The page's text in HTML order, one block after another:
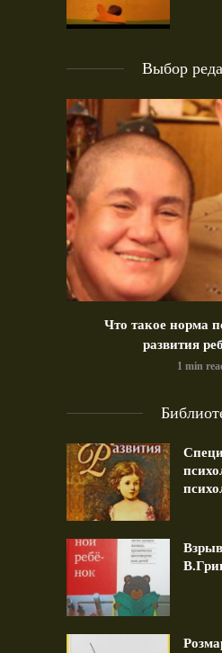
Выбор
Что такое норма
развития
1 min